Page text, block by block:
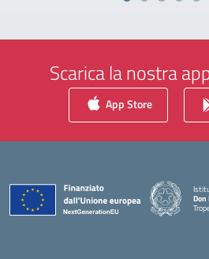
Scarica la nostra
App Store
—